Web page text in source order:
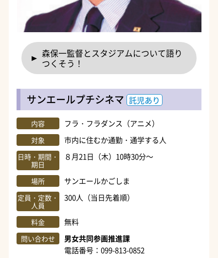
森保一監督とスタジアムについて語り
つくそう！
サンエールプチシネマ 託児あり
内容 フラ・フラダンス（アニメ）
対象 市内に住むか通勤・通学する人
日時・期間・
期日
８月21日（木）10時30分～
場所 サンエールかごしま
定員・定数・
人員
300人（当日先着順）
料金 無料
問い合わせ
男女共同参画推進課
電話番号：099-813-0852